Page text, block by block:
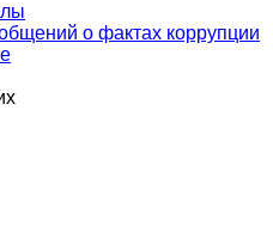
о фактах коррупции